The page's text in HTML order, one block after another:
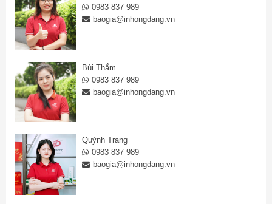
0983 837 989
baogia@inhongdang.vn
Bùi Thắm
0983 837 989
baogia@inhongdang.vn
Quỳnh Trang
0983 837 989
baogia@inhongdang.vn